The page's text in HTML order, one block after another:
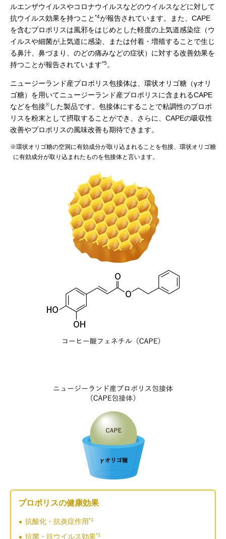
ルエンザウイルスやコロナウイルスなどのウイルスなどに対して
抗ウイルス効果を持つこと *4が報告されています。また、CAPE
を含むプロポリスは風邪をはじめとした軽度の上気道感染症（ウ
イルスや細菌が上気道に感染、または付着・増殖することで生じ
る鼻汁、鼻づまり、のどの痛みなどの症状）に対する改善効果を
持つことが報告されています*5。
ニュージーランド産プロポリス包接体は、環状オリゴ糖（γオリ
ゴ糖）を用いてニュージーランド産プロポリスに含まれるCAPE
などを包接※ した製品です。包接体にすることで粘調性のプロポ
リスを粉末として摂取することができ、さらに、CAPEの吸収性
改善やプロポリスの風味改善も期待できます。
環状オリゴ糖の空洞に有効成分が取り込まれることを包接、環状オリゴ糖
に有効成分が取り込まれたものを包接体と言います。
プロポリスの健康効果
抗酸化・抗炎症作用*1
抗菌・抗ウイルス効果*1